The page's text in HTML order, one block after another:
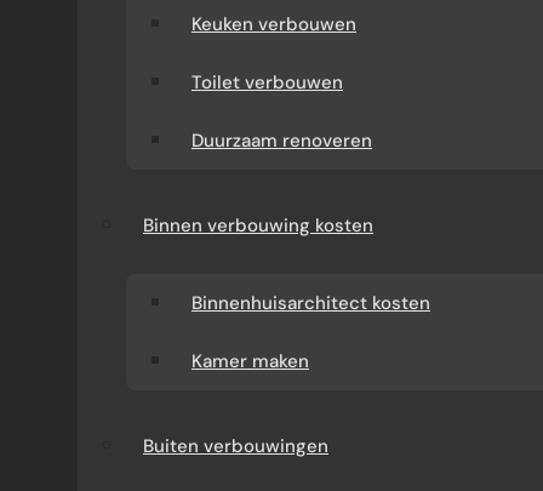
Keuken verbouwen
Toilet verbouwen
Duurzaam renoveren
Binnen verbouwing kosten
Binnenhuisarchitect kosten
Kamer maken
Buiten verbouwingen